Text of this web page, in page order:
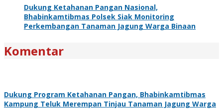
Dukung Ketahanan Pangan Nasional,
Bhabinkamtibmas Polsek Siak Monitoring
Perkembangan Tanaman Jagung Warga Binaan
Komentar
Dukung Program Ketahanan Pangan, Bhabinkamtibmas
Kampung Teluk Merempan Tinjau Tanaman Jagung Warga